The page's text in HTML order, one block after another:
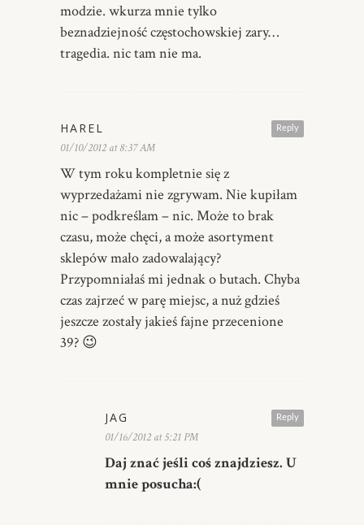
modzie. wkurza mnie tylko
beznadziejność częstochowskiej zary…
tragedia. nic tam nie ma.
Reply
HAREL
01/10/2012 at 8:37 AM
W tym roku kompletnie się z
wyprzedażami nie zgrywam. Nie kupiłam
nic – podkreślam – nic. Może to brak
czasu, może chęci, a może asortyment
sklepów mało zadowalający?
Przypomniałaś mi jednak o butach. Chyba
czas zajrzeć w parę miejsc, a nuż gdzieś
jeszcze zostały jakieś fajne przecenione
39? 😉
Reply
JAG
01/16/2012 at 5:21 PM
Daj znać jeśli coś znajdziesz. U
mnie posucha:(